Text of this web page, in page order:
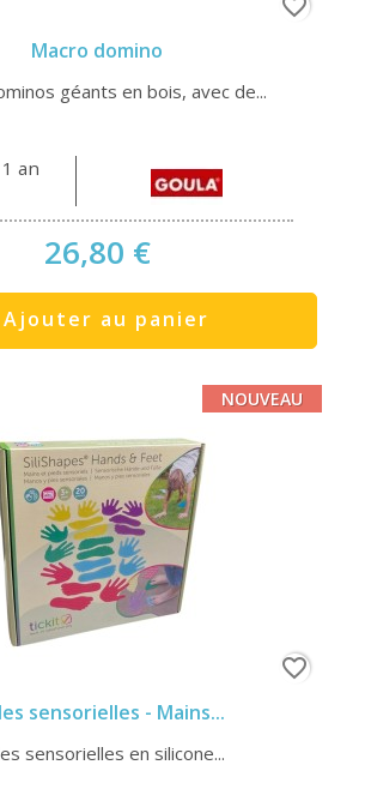
Macro domino
géants en bois, avec de...
an
26,80 €
Ajouter au panier
favorite_border
sensorielles - Mains...
sensorielles en silicone...
NOUVEAU
favorite_border